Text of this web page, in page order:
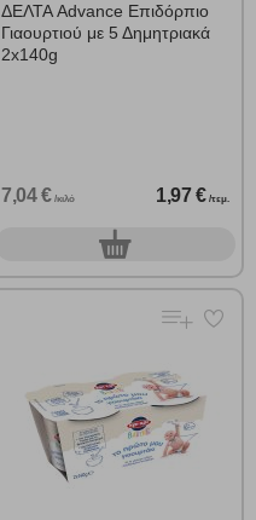
ΔΕΛΤΑ Advance Επιδόρπιο
Γιαουρτιού με 5 Δημητριακά
2x140g
7,04 € /κιλό 1,97 € /τεμ.
0τεμ.